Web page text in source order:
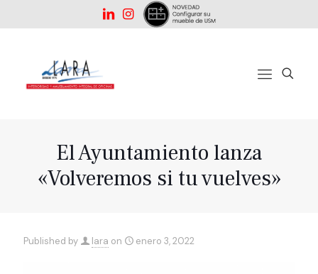
El Ayuntamiento lanza
«Volveremos si tu vuelves»
Published by lara on enero 3, 2022